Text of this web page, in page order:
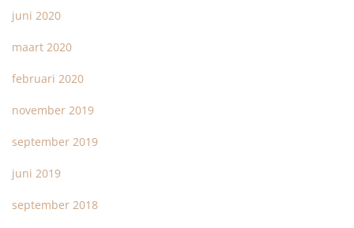
juni 2020
maart 2020
februari 2020
november 2019
september 2019
juni 2019
september 2018